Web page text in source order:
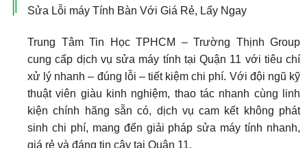
Sửa Lỗi máy Tính Bàn Với Giá Rẻ, Lấy Ngay
Trung Tâm Tin Học TPHCM – Trường Thịnh Group
cung cấp dịch vụ sửa máy tính tại Quận 11 với tiêu chí
xử lý nhanh – đúng lỗi – tiết kiệm chi phí. Với đội ngũ kỹ
thuật viên giàu kinh nghiệm, thao tác nhanh cùng linh
kiện chính hãng sẵn có, dịch vụ cam kết không phát
sinh chi phí, mang đến giải pháp sửa máy tính nhanh,
giá rẻ và đáng tin cậy tại Quận 11.